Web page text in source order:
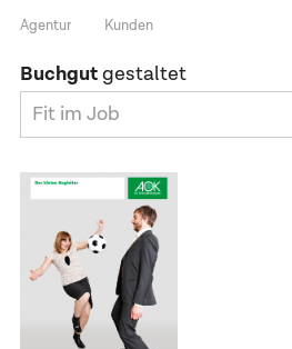
Agentur Kunden
Buchgutgestaltet
Fit im Job